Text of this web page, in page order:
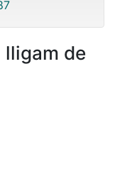
lligam de